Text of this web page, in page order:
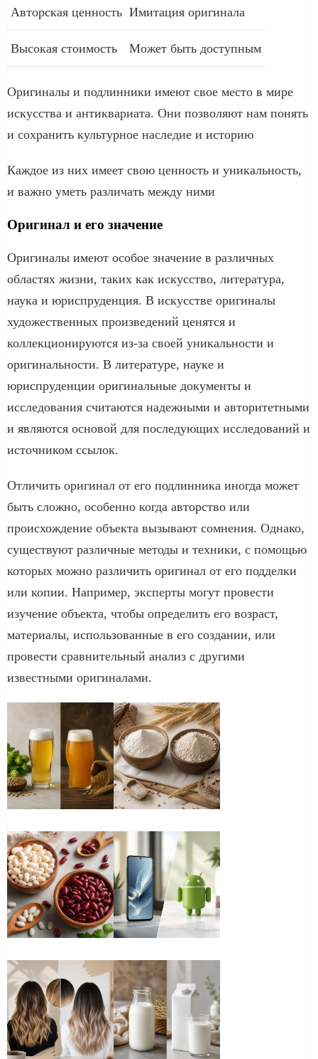
Авторская ценность Имитация оригинала
Высокая стоимость Может быть доступным
Оригиналы и подлинники имеют свое место в мире
искусства и антиквариата. Они позволяют нам понять
и сохранить культурное наследие и историю
Каждое из них имеет свою ценность и уникальность,
и важно уметь различать между ними
Оригинал и его значение
Оригиналы имеют особое значение в различных
областях жизни, таких как искусство, литература,
наука и юриспруденция. В искусстве оригиналы
художественных произведений ценятся и
коллекционируются из-за своей уникальности и
оригинальности. В литературе, науке и
юриспруденции оригинальные документы и
исследования считаются надежными и авторитетными
и являются основой для последующих исследований и
источником ссылок.
Отличить оригинал от его подлинника иногда может
быть сложно, особенно когда авторство или
происхождение объекта вызывают сомнения. Однако,
существуют различные методы и техники, с помощью
которых можно различить оригинал от его подделки
или копии. Например, эксперты могут провести
изучение объекта, чтобы определить его возраст,
материалы, использованные в его создании, или
провести сравнительный анализ с другими
известными оригиналами.